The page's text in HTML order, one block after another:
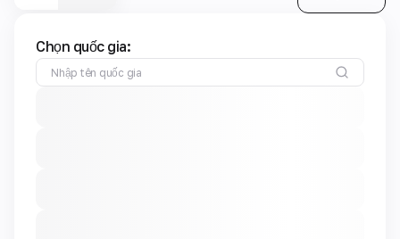
Chọn quốc gia: